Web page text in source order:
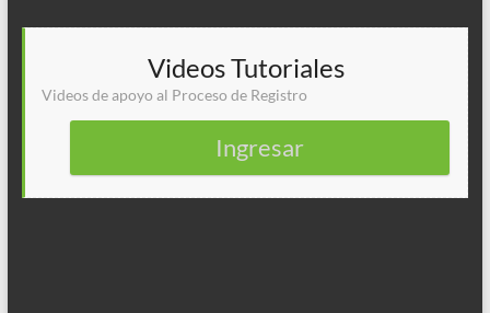
Videos Tutoriales
Videos de apoyo al Proceso de Registro
Ingresar